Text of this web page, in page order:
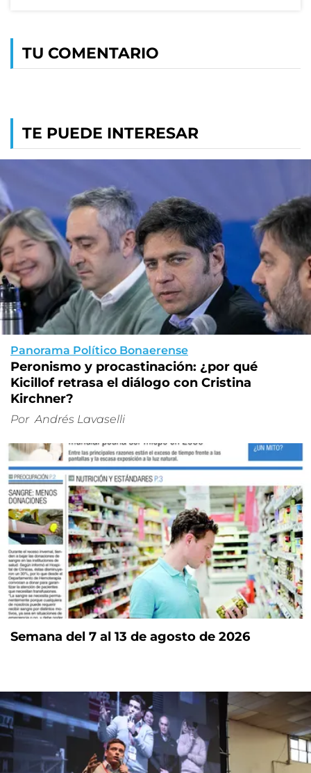
TU COMENTARIO
TE PUEDE INTERESAR
Panorama Político Bonaerense
Peronismo y procastinación: ¿por qué
Kicillof retrasa el diálogo con Cristina
Kirchner?
Por Andrés Lavaselli
Semana del 7 al 13 de agosto de 2026